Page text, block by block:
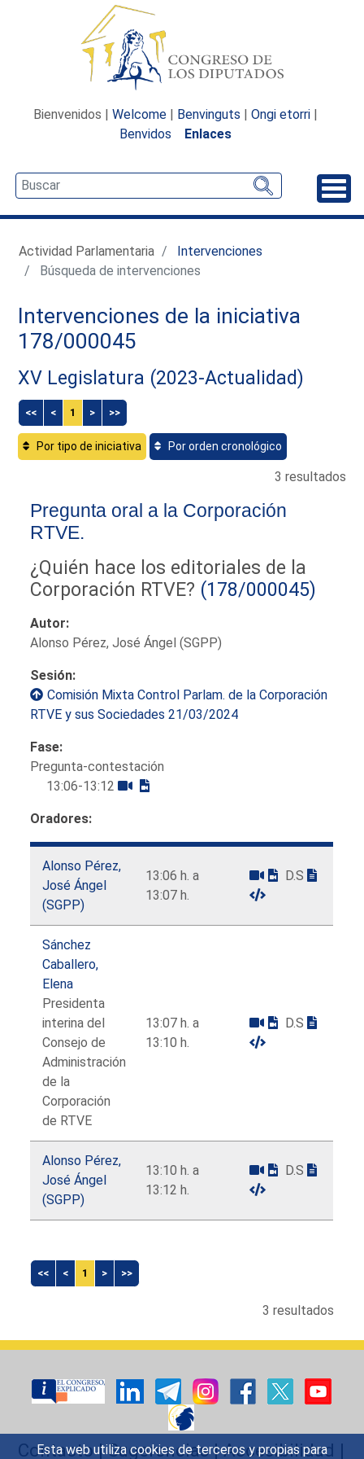
Esta web utiliza cookies de terceros y propias para
Bienvenidos | Welcome | Benvinguts | Ongi etorri |
Benvidos
Enlaces
Actividad Parlamentaria
Intervenciones
Búsqueda de intervenciones
Intervenciones de la iniciativa
178/000045
XV Legislatura (2023-Actualidad)
<< < 1 > >>
Por tipo de iniciativa Por orden cronológico
3 resultados
Pregunta oral a la Corporación
RTVE.
¿Quién hace los editoriales de la
Corporación RTVE? (178/000045)
Autor:
Alonso Pérez, José Ángel (SGPP)
Sesión:
Comisión Mixta Control Parlam. de la Corporación
RTVE y sus Sociedades 21/03/2024
Fase:
Pregunta-contestación
13:06-13:12
Oradores:
Alonso Pérez,
José Ángel
(SGPP)
13:06 h. a
13:07 h.
D.S
Sánchez
Caballero,
Elena
Presidenta
interina del
Consejo de
Administración
de la
Corporación
de RTVE
13:07 h. a
13:10 h.
D.S
Alonso Pérez,
José Ángel
(SGPP)
13:10 h. a
13:12 h.
D.S
<< < 1 > >>
3 resultados
Contacto|Sugerencias|Accesibilidad |